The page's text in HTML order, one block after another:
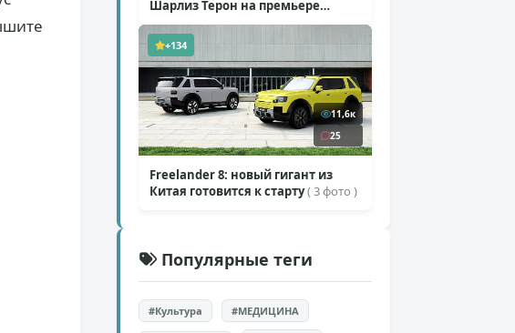
Шарлиз Терон на премьере
«Одиссеи»( 6 фото )
+134
11,6к
25
Freelander 8: новый гигант из
Китая готовится к старту( 3 фото )
Популярные теги
#Культура #МЕДИЦИНА